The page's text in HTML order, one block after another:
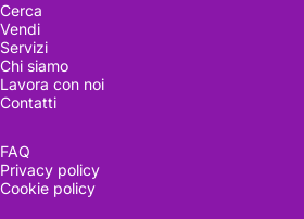
Cerca
Vendi
Servizi
Chi siamo
Lavora con noi
Contatti
FAQ
Privacy policy
Cookie policy